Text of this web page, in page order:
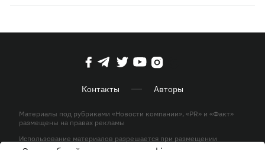
Контакты Авторы
Материалы под рубриками «Новости компании», «PR» и «Факт»
размещены на правах рекламы
Использование материалов разрешается при размещении
активной гиперссылки на KP.UA в первом абзаце.